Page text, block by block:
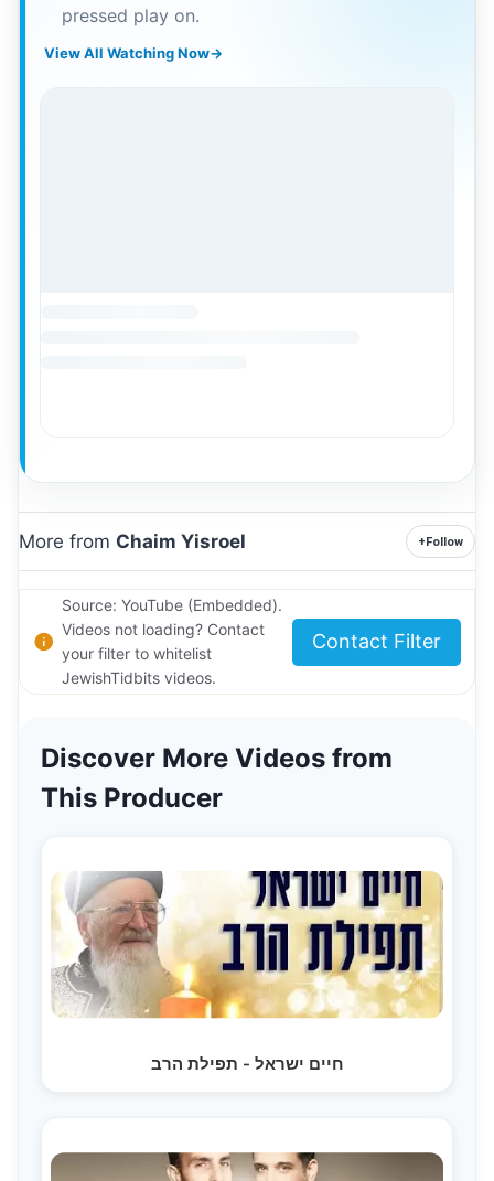
pressed play on.
View All Watching Now→
More from Chaim Yisroel +Follow
Source: YouTube (Embedded).
Videos not loading? Contact
your filter to whitelist
JewishTidbits videos.
Contact Filter
Discover More Videos from
This Producer
חיים ישראל - תפילת הרב